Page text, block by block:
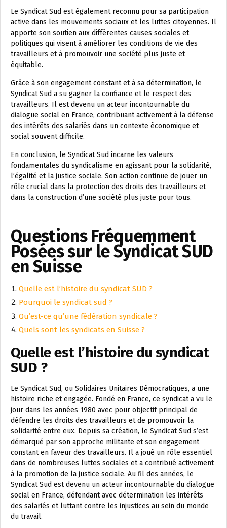
Le Syndicat Sud est également reconnu pour sa participation
active dans les mouvements sociaux et les luttes citoyennes. Il
apporte son soutien aux différentes causes sociales et
politiques qui visent à améliorer les conditions de vie des
travailleurs et à promouvoir une société plus juste et
équitable.
Grâce à son engagement constant et à sa détermination, le
Syndicat Sud a su gagner la confiance et le respect des
travailleurs. Il est devenu un acteur incontournable du
dialogue social en France, contribuant activement à la défense
des intérêts des salariés dans un contexte économique et
social souvent difficile.
En conclusion, le Syndicat Sud incarne les valeurs
fondamentales du syndicalisme en agissant pour la solidarité,
l’égalité et la justice sociale. Son action continue de jouer un
rôle crucial dans la protection des droits des travailleurs et
dans la construction d’une société plus juste pour tous.
Questions Fréquemment
Posées sur le Syndicat SUD
en Suisse
Quelle est l’histoire du syndicat SUD ?
Pourquoi le syndicat sud ?
Qu’est-ce qu’une fédération syndicale ?
Quels sont les syndicats en Suisse ?
Quelle est l’histoire du syndicat
SUD ?
Le Syndicat Sud, ou Solidaires Unitaires Démocratiques, a une
histoire riche et engagée. Fondé en France, ce syndicat a vu le
jour dans les années 1980 avec pour objectif principal de
défendre les droits des travailleurs et de promouvoir la
solidarité entre eux. Depuis sa création, le Syndicat Sud s’est
démarqué par son approche militante et son engagement
constant en faveur des travailleurs. Il a joué un rôle essentiel
dans de nombreuses luttes sociales et a contribué activement
à la promotion de la justice sociale. Au fil des années, le
Syndicat Sud est devenu un acteur incontournable du dialogue
social en France, défendant avec détermination les intérêts
des salariés et luttant contre les injustices au sein du monde
du travail.